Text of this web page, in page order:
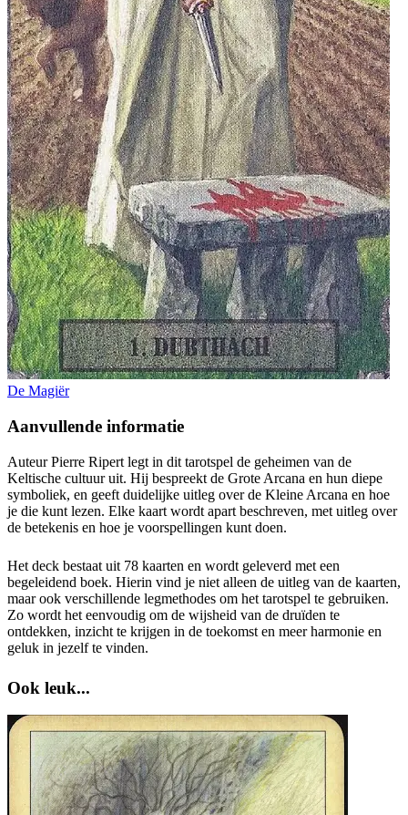
De Magiër
Aanvullende informatie
Auteur Pierre Ripert legt in dit tarotspel de geheimen van de
Keltische cultuur uit. Hij bespreekt de Grote Arcana en hun diepe
symboliek, en geeft duidelijke uitleg over de Kleine Arcana en hoe
je die kunt lezen. Elke kaart wordt apart beschreven, met uitleg over
de betekenis en hoe je voorspellingen kunt doen.
Het deck bestaat uit 78 kaarten en wordt geleverd met een
begeleidend boek. Hierin vind je niet alleen de uitleg van de kaarten,
maar ook verschillende legmethodes om het tarotspel te gebruiken.
Zo wordt het eenvoudig om de wijsheid van de druïden te
ontdekken, inzicht te krijgen in de toekomst en meer harmonie en
geluk in jezelf te vinden.
Ook leuk...